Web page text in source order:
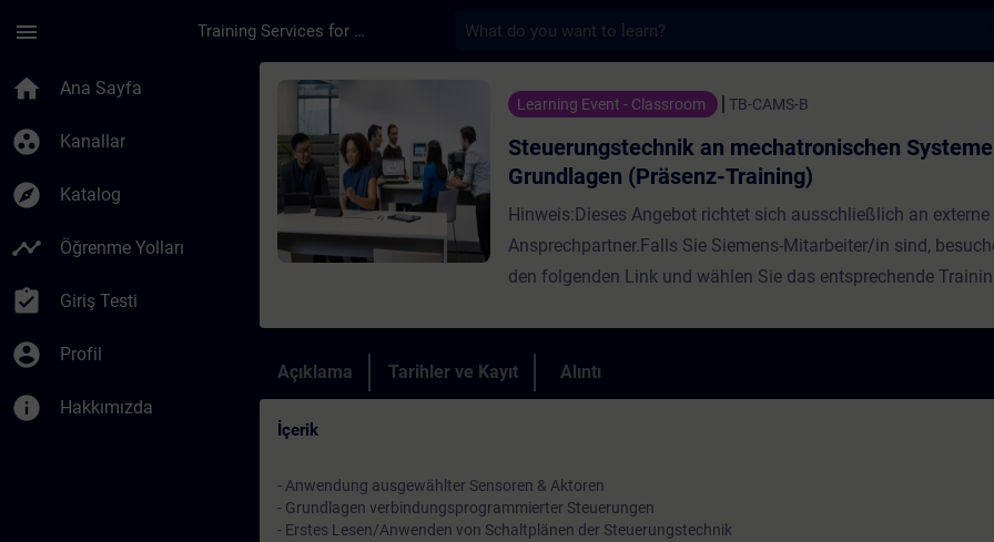
menu Training Services for Digital Industries
home Ana Sayfa
group_work Kanallar
explore Katalog
timeline Öğrenme Yolları
assignment_turned_in Giriş Testi
account_circle Profil
info Hakkımızda
Kurs - Steuerungstechnik an mechatronischen Systemen -
Learning Event - Classroom TB-CAMS-B
Steuerungstechnik an mechatronischen
Grundlagen (Präsenz-Training)
Hinweis:Dieses Angebot richtet sich ausschließlich an externe
Ansprechpartner.Falls Sie Siemens-Mitarbeiter/in sind,
den folgenden Link und wählen Sie das entsprechende
beginnend bei gängigen ausgewählten Sensoren und Aktoren,
Einbindung in die Steuerungstechnik bis hin zu SPS-
Kompetenzaufbau ergänzen das Training. Auf Wunsch kann
über das FDM-Verfahren der additiven Fertigung in das Training
Açıklama Tarihler ve Kayıt Alıntı
İçerik
- Anwendung ausgewählter Sensoren & Aktoren
- Grundlagen verbindungsprogrammierter Steuerungen
- Erstes Lesen/Anwenden von Schaltplänen der Steuerungstechnik